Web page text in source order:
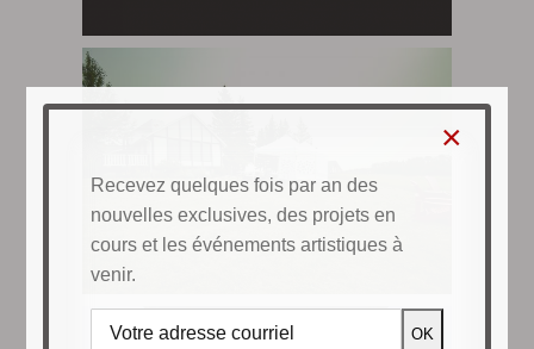
Recevez quelques fois par an des
nouvelles exclusives, des projets en
cours et les événements artistiques à
venir.
×